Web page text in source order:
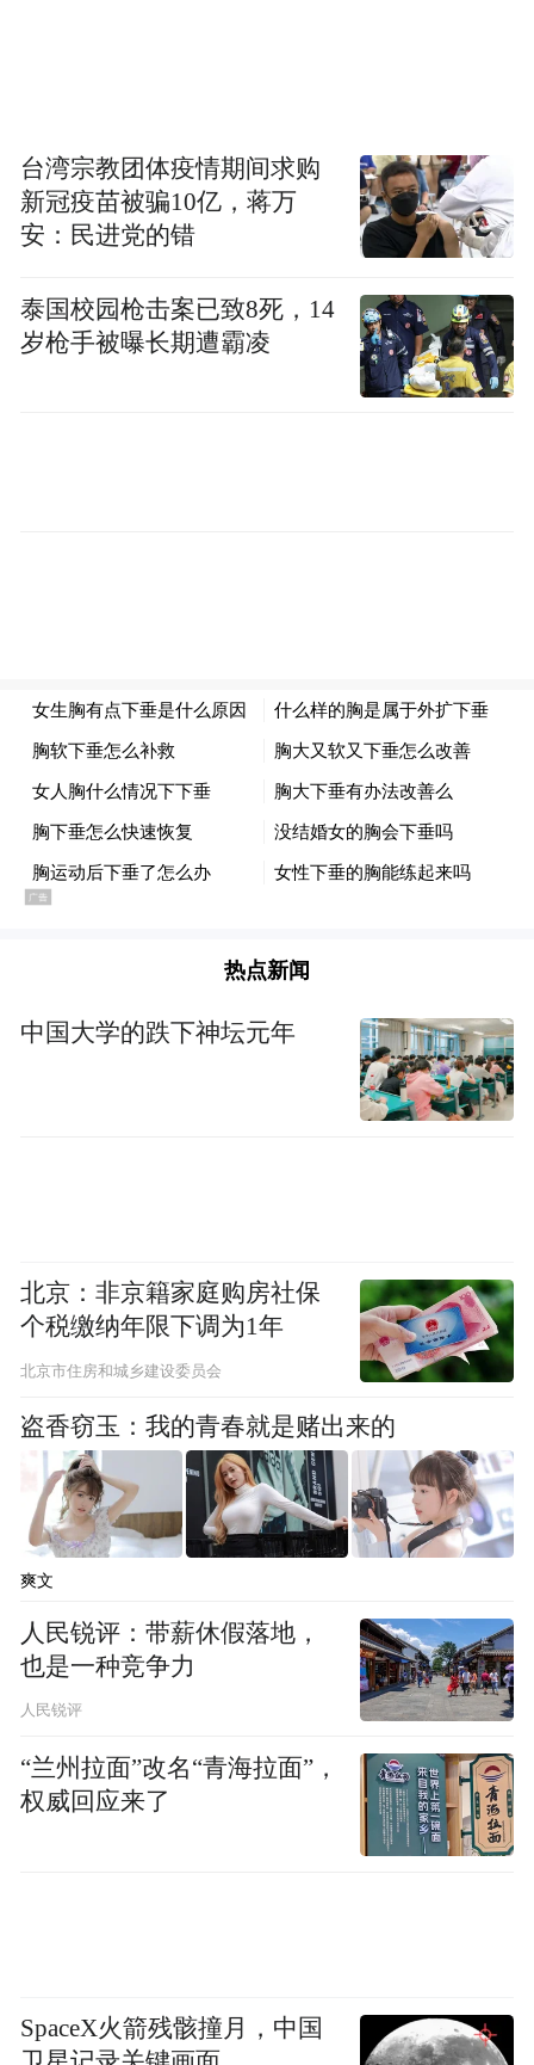
的诊疗态度，一对一细致问询病史、细致研
判身体状况，结合居民既往诊疗记录、身体
体征与日常病症表现，精准研判病因病情，
制系统化健康管控方案。
北大人民医院创伤骨科院士团队主任医师杨
明，为各类骨关节病变、运动系统损伤病
北大人民医院专家急诊科主任医师高伟波，
悉心指导常见内科慢病综合调养方式，普及
突发急症应急处置常识与科学自救举措。
北大人民医院常驻专家普外科副主任医师赵
勇，针对普外科常见疾病、腹壁疝各类疾
台湾宗教团体疫情期间求购
新冠疫苗被骗10亿，蒋万
安：民进党的错
泰国校园枪击案已致8死，14
岁枪手被曝长期遭霸凌
热点新闻
中国大学的跌下神坛元年
北京：非京籍家庭购房社保
个税缴纳年限下调为1年
北京市住房和城乡建设委员会
盗香窃玉：我的青春就是赌出来的
爽文
人民锐评：带薪休假落地，
也是一种竞争力
人民锐评
“兰州拉面”改名“青海拉面”，
权威回应来了
SpaceX火箭残骸撞月，中国